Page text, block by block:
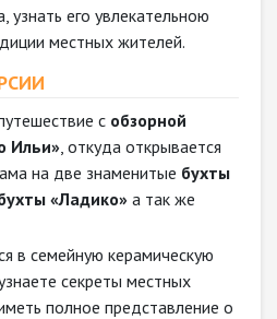
узнать его увлекательною
местных жителей.
с обзорной
Ильи» , откуда открывается
на две знаменитые бухты
«Ладико» а так же
в семейную керамическую
секреты местных
полное представление о